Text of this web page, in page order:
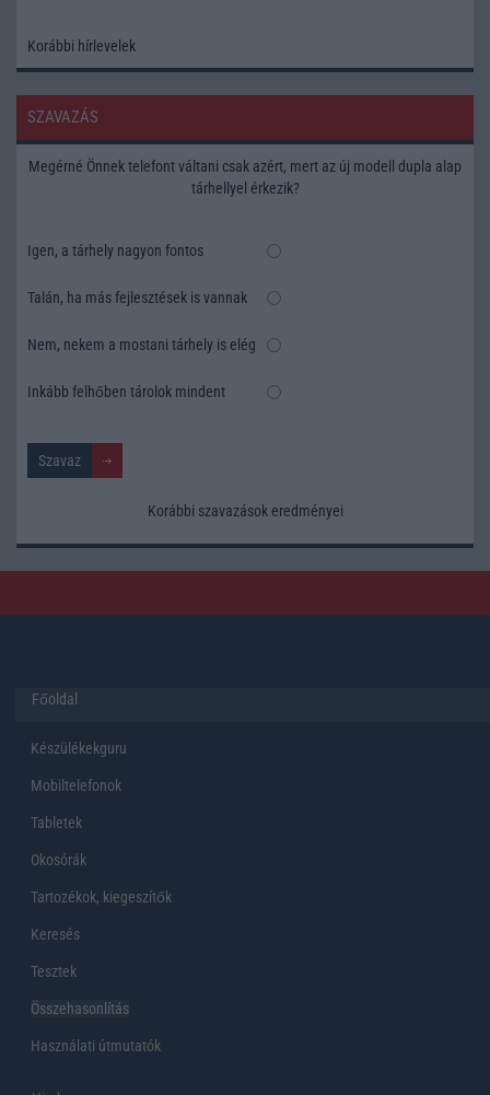
Korábbi hírlevelek
SZAVAZÁS
Megérné Önnek telefont váltani csak azért, mert az új modell dupla alap
tárhellyel érkezik?
Igen, a tárhely nagyon fontos
Talán, ha más fejlesztések is vannak
Nem, nekem a mostani tárhely is elég
Inkább felhőben tárolok mindent
Korábbi szavazások eredményei
Főoldal
Készülékekguru
Mobiltelefonok
Tabletek
Okosórák
Tartozékok, kiegeszítők
Keresés
Tesztek
Összehasonlítás
Használati útmutatók